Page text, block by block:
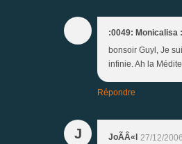
:0049: Monicalisa
bonsoir Guyl, Je
infinie. Ah la
Répondre
J JoÃÂ«l 27/12/